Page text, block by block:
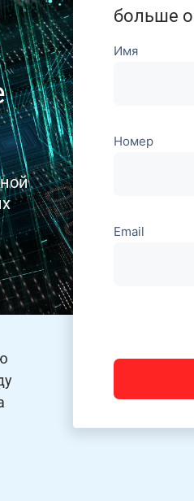
больше о
Имя
Номер
Email
пустым.